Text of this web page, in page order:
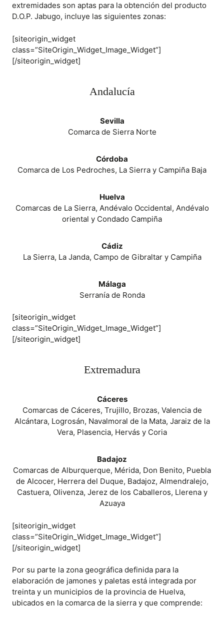
extremidades son aptas para la obtención del producto
D.O.P. Jabugo, incluye las siguientes zonas:
[siteorigin_widget
class=”SiteOrigin_Widget_Image_Widget”]
[/siteorigin_widget]
Andalucía
Sevilla
Comarca de Sierra Norte
Córdoba
Comarca de Los Pedroches, La Sierra y Campiña Baja
Huelva
Comarcas de La Sierra, Andévalo Occidental, Andévalo
oriental y Condado Campiña
Cádiz
La Sierra, La Janda, Campo de Gibraltar y Campiña
Málaga
Serranía de Ronda
[siteorigin_widget
class=”SiteOrigin_Widget_Image_Widget”]
[/siteorigin_widget]
Extremadura
Cáceres
Comarcas de Cáceres, Trujillo, Brozas, Valencia de
Alcántara, Logrosán, Navalmoral de la Mata, Jaraiz de la
Vera, Plasencia, Hervás y Coria
Badajoz
Comarcas de Alburquerque, Mérida, Don Benito, Puebla
de Alcocer, Herrera del Duque, Badajoz, Almendralejo,
Castuera, Olivenza, Jerez de los Caballeros, Llerena y
Azuaya
[siteorigin_widget
class=”SiteOrigin_Widget_Image_Widget”]
[/siteorigin_widget]
Por su parte la zona geográfica definida para la
elaboración de jamones y paletas está integrada por
treinta y un municipios de la provincia de Huelva,
ubicados en la comarca de la sierra y que comprende: